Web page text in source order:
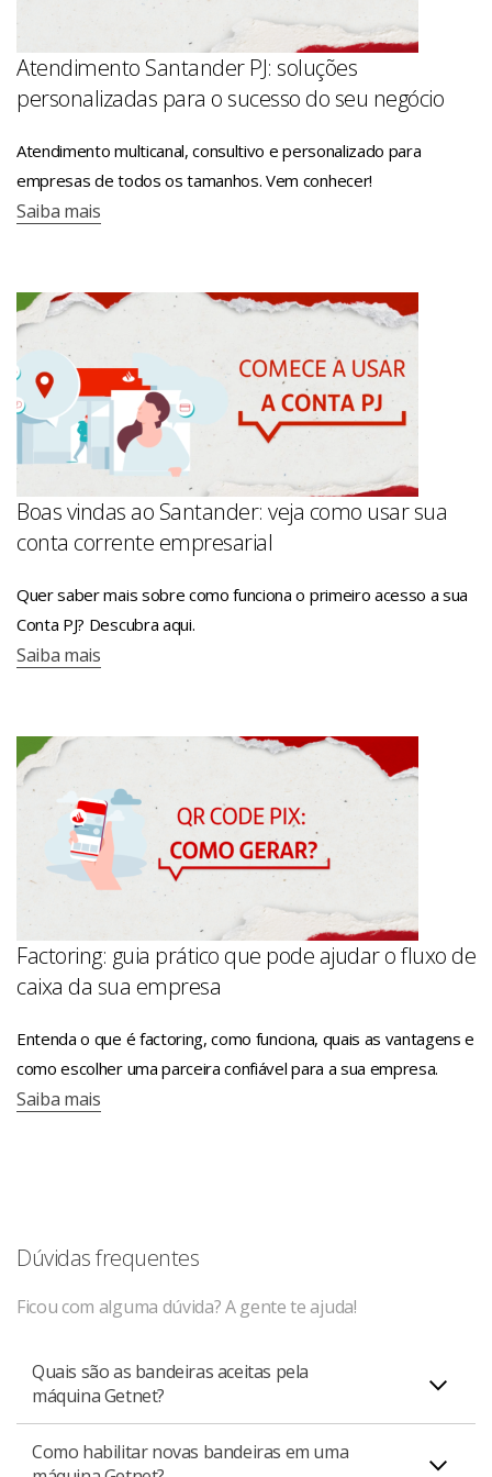
Atendimento Santander PJ: soluções
personalizadas para o sucesso do seu negócio
Atendimento multicanal, consultivo e personalizado para
empresas de todos os tamanhos. Vem conhecer!
Saiba mais
Boas vindas ao Santander: veja como usar sua
conta corrente empresarial
Quer saber mais sobre como funciona o primeiro acesso a sua
Conta PJ? Descubra aqui.
Saiba mais
Factoring: guia prático que pode ajudar o fluxo de
caixa da sua empresa
Entenda o que é factoring, como funciona, quais as vantagens e
como escolher uma parceira confiável para a sua empresa.
Saiba mais
Dúvidas frequentes
Ficou com alguma dúvida? A gente te ajuda!
Quais são as bandeiras aceitas pela
máquina Getnet?
As bandeiras habilitadas tanto para Pessoa Física como
Como habilitar novas bandeiras em uma